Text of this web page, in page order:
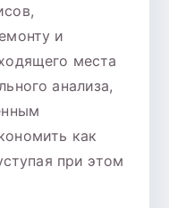
и
места
анализа,
как
при этом